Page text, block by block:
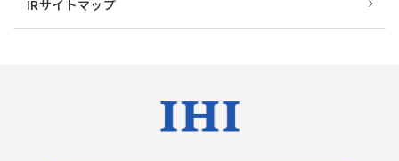
IRサイトマップ